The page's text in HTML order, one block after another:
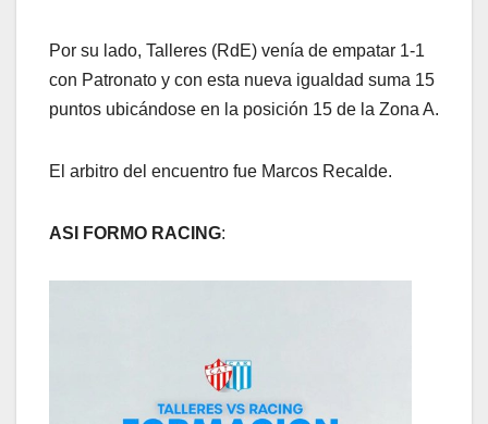
Por su lado, Talleres (RdE) venía de empatar 1-1
con Patronato y con esta nueva igualdad suma 15
puntos ubicándose en la posición 15 de la Zona A.
El arbitro del encuentro fue Marcos Recalde.
ASI FORMO RACING: